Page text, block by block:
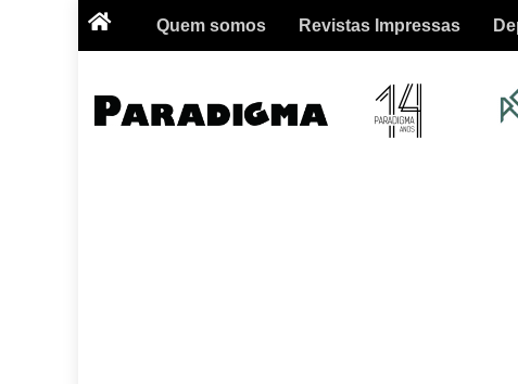
Quem somos Revistas Impressas